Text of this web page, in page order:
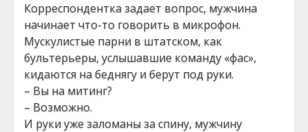
Корреспондентка задает вопрос, мужчина
начинает что-то говорить в микрофон.
Мускулистые парни в штатском, как
бультерьеры, услышавшие команду «фас»,
кидаются на беднягу и берут под руки.
– Вы на митинг?
– Возможно.
И руки уже заломаны за спину, мужчину